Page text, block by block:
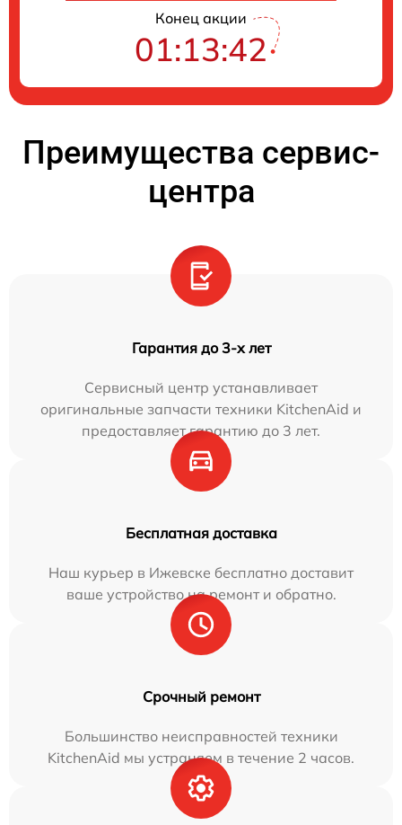
Конец акции
01:13:41
Преимущества сервис-
центра
Гарантия до 3-х лет
Сервисный центр устанавливает
оригинальные запчасти техники KitchenAid и
предоставляет гарантию до 3 лет.
Бесплатная доставка
Наш курьер в Ижевске бесплатно доставит
ваше устройство на ремонт и обратно.
Срочный ремонт
Большинство неисправностей техники
KitchenAid мы устраняем в течение 2 часов.